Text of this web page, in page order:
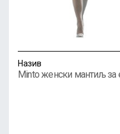
Назив
Minto женски мантиљ за